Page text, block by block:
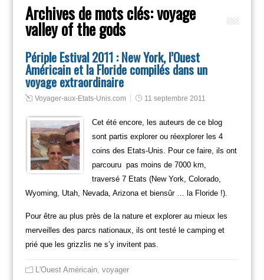
Archives de mots clés:voyage
valley of the gods
Périple Estival 2011 : New York, l’Ouest
Américain et la Floride compilés dans un
voyage extraordinaire
Voyager-aux-Etats-Unis.com 11 septembre 2011
Cet été encore, les auteurs de ce blog
sont partis explorer ou réexplorer les 4
coins des Etats-Unis. Pour ce faire, ils ont
parcouru pas moins de 7000 km,
traversé 7 Etats (New York, Colorado,
Wyoming, Utah, Nevada, Arizona et biensûr … la Floride !).
Pour être au plus près de la nature et explorer au mieux les
merveilles des parcs nationaux, ils ont testé le camping et
prié que les grizzlis ne s’y invitent pas.
L'Ouest Américain, voyager